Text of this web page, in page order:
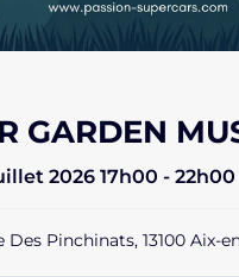
GARDEN
2026 17h00 - 22h00
Des Pinchinats, 13100 Aix-